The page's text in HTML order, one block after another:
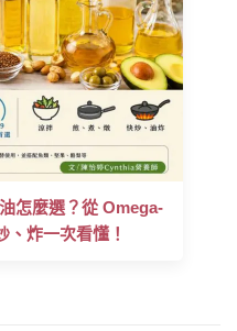
怎麼選？從 Omega-
、炸一次看懂！